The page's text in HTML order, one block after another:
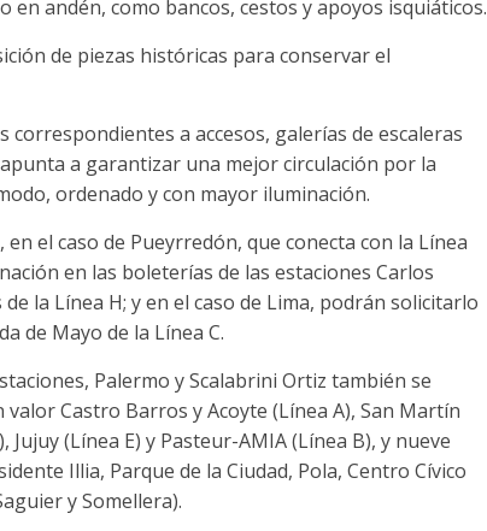
andén, como bancos, cestos y apoyos isquiáticos.
de piezas históricas para conservar el
a accesos, galerías de escaleras
a garantizar una mejor circulación por la
ordenado y con mayor iluminación.
el caso de Pueyrredón, que conecta con la Línea
en las boleterías de las estaciones Carlos
la Línea H; y en el caso de Lima, podrán solicitarlo
de Mayo de la Línea C.
Palermo y Scalabrini Ortiz también se
Castro Barros y Acoyte (Línea A), San Martín
(Línea E) y Pasteur-AMIA (Línea B), y nueve
Illia, Parque de la Ciudad, Pola, Centro Cívico
y Somellera).